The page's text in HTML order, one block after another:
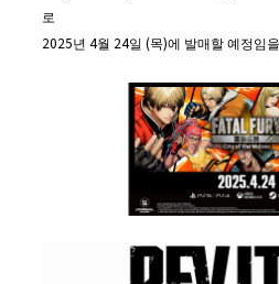
로
2025년 4월 24일 (목)에 발매할 예정임